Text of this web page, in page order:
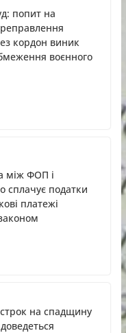
попит на
кордон виник
воєнного
між ФОП і
сплачує податки
платежі
на спадщину